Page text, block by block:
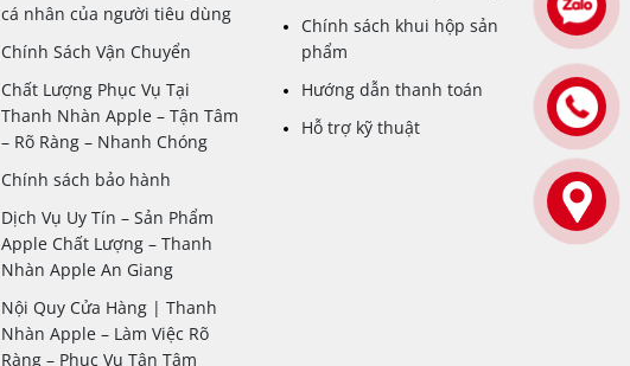
cá nhân của người tiêu dùng
Chính Sách Vận Chuyển
Chất Lượng Phục Vụ Tại
Thanh Nhàn Apple – Tận Tâm
– Rõ Ràng – Nhanh Chóng
Chính sách bảo hành
Dịch Vụ Uy Tín – Sản Phẩm
Apple Chất Lượng – Thanh
Nhàn Apple An Giang
Nội Quy Cửa Hàng | Thanh
Nhàn Apple – Làm Việc Rõ
Ràng – Phục Vụ Tận Tâm
Chính sách khui hộp sản
phẩm
Hướng dẫn thanh toán
Hỗ trợ kỹ thuật